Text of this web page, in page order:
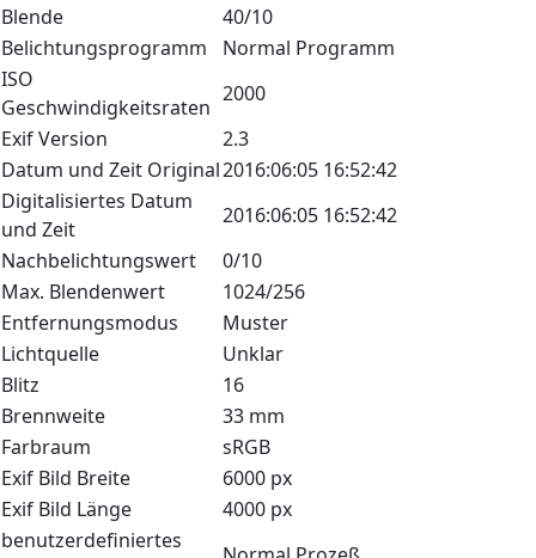
Blende
40/10
Belichtungsprogramm
Normal Programm
ISO
Geschwindigkeitsraten
2000
Exif Version
2.3
Datum und Zeit Original2016:06:05 16:52:42
Digitalisiertes Datum
und Zeit
2016:06:05 16:52:42
Nachbelichtungswert
0/10
Max. Blendenwert
1024/256
Entfernungsmodus
Muster
Lichtquelle
Unklar
Blitz
16
Brennweite
33 mm
Farbraum
sRGB
Exif Bild Breite
6000 px
Exif Bild Länge
4000 px
benutzerdefiniertes